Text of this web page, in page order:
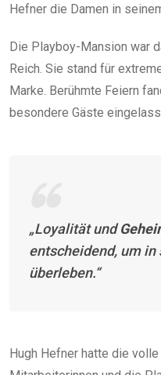
Hefner die Damen in
Die Playboy-Mansion war
Reich. Sie stand für
Marke. Berühmte Feiern
besondere Gäste
„Loyalität und
entscheidend, um
überleben.“
Hugh Hefner hatte die